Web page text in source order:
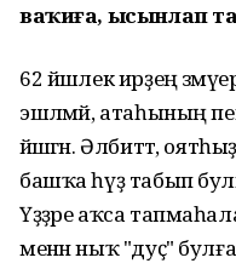
ваҡиға, ысынлап та,
62 йәшлек ирҙең
эшләмәй, атаһының
йәшәгән. Әлбиттә,
башҡа һүҙ табып
Үҙҙәре аҡса
менән ныҡ "дуҫ"